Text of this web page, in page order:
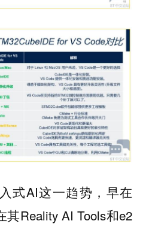
式AI这一趋势，早在
其Reality AI Tools和e2